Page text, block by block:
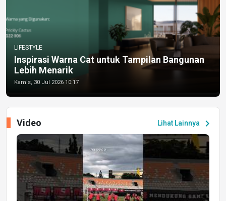
LIFESTYLE
Inspirasi Warna Cat untuk Tampilan Bangunan
Lebih Menarik
Kamis, 30 Jul 2026 10:17
Lihat Lainnya chevron_right
Video